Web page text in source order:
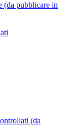
(da pubblicare in
(da